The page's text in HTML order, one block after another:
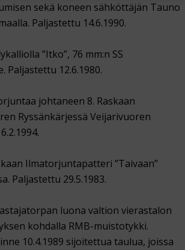
sekä koneen sähköttäjän Tauno
Paljastettu 14.6.1990.
”Itko”, 76 mm:n SS
12.6.1980.
johtaneen 8. Raskaan
Ryssänkärjessä Veijarivuoren
Ilmatorjuntapatteri ”Taivaan”
Paljastettu 29.5.1983.
luona valtion vierastalon
kohdalla RMB-muistotykki.
10.4.1989 sijoitettua taulua, joissa